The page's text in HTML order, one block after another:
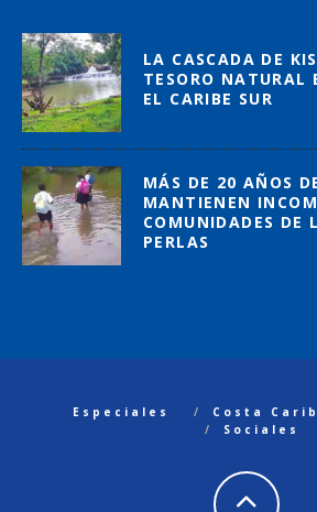
LA CASCADA DE
TESORO NATURAL
EL CARIBE SUR
MÁS DE 20 AÑOS
MANTIENEN
COMUNIDADES DE
PERLAS
Especiales Costa
Sociales